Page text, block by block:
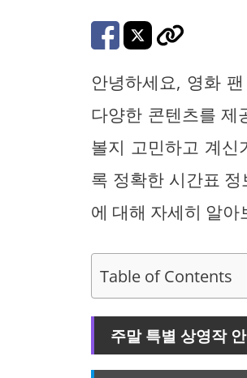
안녕하세요, 영화
다양한 콘텐츠를 제
볼지 고민하고 계신
록 정확한 시간표
에 대해 자세히 알아
Table of Contents
주말 특별 상영작